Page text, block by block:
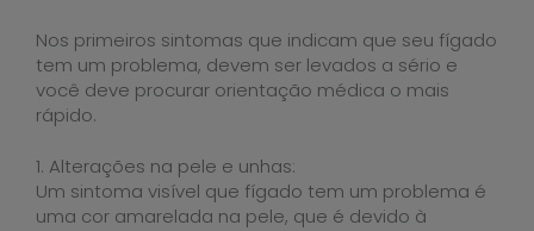
Nos primeiros sintomas que indicam que seu fígado
tem um problema, devem ser levados a sério e
você deve procurar orientação médica o mais
rápido.
1. Alterações na pele e unhas:
Um sintoma visível que fígado tem um problema é
uma cor amarelada na pele, que é devido à